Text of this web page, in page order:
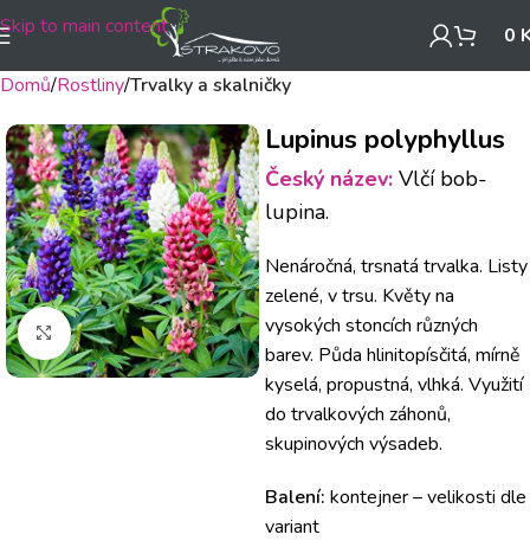
Skip to main content 0
Domů Rostliny Trvalky a skalničky
Klikněte pro zvětšení
Lupinus polyphyllus
Český název: Vlčí bob-
lupina.
Nenáročná, trsnatá trvalka. Listy
zelené, v trsu. Květy na
vysokých stoncích různých
barev. Půda hlinitopísčitá, mírně
kyselá, propustná, vlhká. Využití
do trvalkových záhonů,
skupinových výsadeb.
Balení: kontejner – velikosti dle
variant